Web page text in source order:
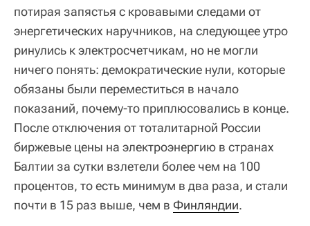
потирая запястья с кровавыми следами от
энергетических наручников, на следующее утро
ринулись к электросчетчикам, но не могли
ничего понять: демократические нули, которые
обязаны были переместиться в начало
показаний, почему-то приплюсовались в конце.
После отключения от тоталитарной России
биржевые цены на электроэнергию в странах
Балтии за сутки взлетели более чем на 100
процентов, то есть минимум в два раза, и стали
почти в 15 раз выше, чем в Финляндии.